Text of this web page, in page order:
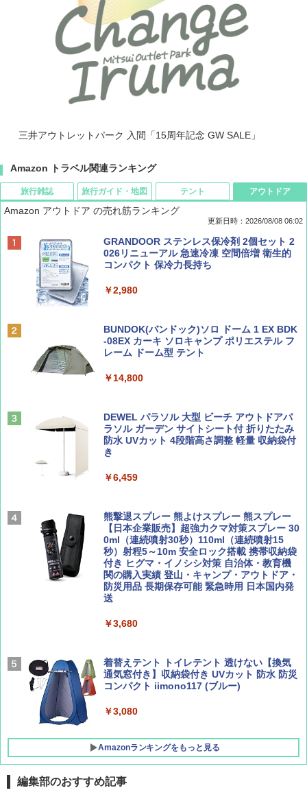
三井アウトレットパーク 入間「15周年記念 GW SALE」
Amazon トラベル関連ランキング
旅行雑誌
BE-PAL(ビ-パル) 2026年 9 月号【特別付録:
SOTO ミニマル"旅"財布 ランダム2種】
ディズニーファン ２０２６年 ９月号 [雑
誌] (ＤＩＳＮＥＹ ＦＡＮ)
山と溪谷 2026年8月号「南アルプス大全」
￥1,540
￥1,540
AIRLINE（エアライン）2026年9月号【特
集】ボーイング110周年を祝して！
￥1,760
旅行ガイド・地図
D40 地球の歩き方 チェンマイ タイ北部の魅
力的な町 2026～2027 地球の歩き方D アジア
地球の歩き方 スター・ウォーズ
￥2,695
僕が見た未来【完全版】
￥0
球の歩き方A ヨーロッパ
￥2,479
A26 地球の歩き方 チェコ ポーランド スロヴ
ァキア 2026～2027 地球の歩き方A ヨーロッ
テント
[キャンパーズコレクション 山善] ポップアッ
プテント 傘みたいに広げて畳める パッとサ
ッとサンシェード キューブ フルクローズ メ
&ハイキング カーキ PATC-150(KH)
PYKES PEAK (パイクスピーク) 着替えテン
人用 折りたたみ 防災グッズ 災害用トイレ ビ
￥4,980
テント ワンタッチ RENEW 幅200 2-3人用 43
￥5,999
[キャンパーズコレクション 山善] 傘みたいに
広げるだけ パッとサッとテント ブラックコ
ーティング フルクローズ メッシュ 3-4人用
簡単設置 ポップアップテント エクルベージ
ュ(BC仕様) PATC-150B(EB)
￥9,990
[キャンパーズコレクション 山善] 傘みたいに
広げるだけ パッとサッとテント キューブワ
イド ブラックコーティング フルクローズ メ
ATCW-150B エクルベージュ
アウトドア
Amazon アウトドア の売れ筋ランキング
更新日時：2026/08/08 06:02
GRANDOOR ステンレス保冷剤 2個セット 2
026リニューアル 急速冷凍 空間倍増 衛生的
コンパクト 保冷力長持ち
￥2,980
BUNDOK(バンドック)ソロ ドーム 1 EX BDK
-08EX カーキ ソロキャンプ ポリエステル フ
レーム ドーム型 テント
￥14,800
DEWEL パラソル 大型 ビーチ アウトドアパ
ラソル ガーデン サイトシート付 折りたたみ
防水 UVカット 4段階高さ調整 軽量 収納袋付
き
￥6,459
熊撃退スプレー 熊よけスプレー 熊スプレー
【日本企業販売】超強力クマ対策スプレー 30
0ml（連続噴射30秒）110ml（連続噴射15
秒）射程5～10m 安全ロック搭載 携帯収納袋
付き ヒグマ・イノシシ対策 自治体・教育機
関の購入実績 登山・キャンプ・アウトドア・
防災用品 長期保存可能 緊急時用 日本国内発
送
￥3,680
着替えテント トイレテント 透けない【換気
通気窓付き】収納袋付き UVカット 防水 防災
コンパクト iimono117 (ブルー)
￥3,080
Amazonランキングをもっと見る
編集部のおすすめ記事